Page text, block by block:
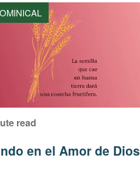
read
en el Amor de Dios